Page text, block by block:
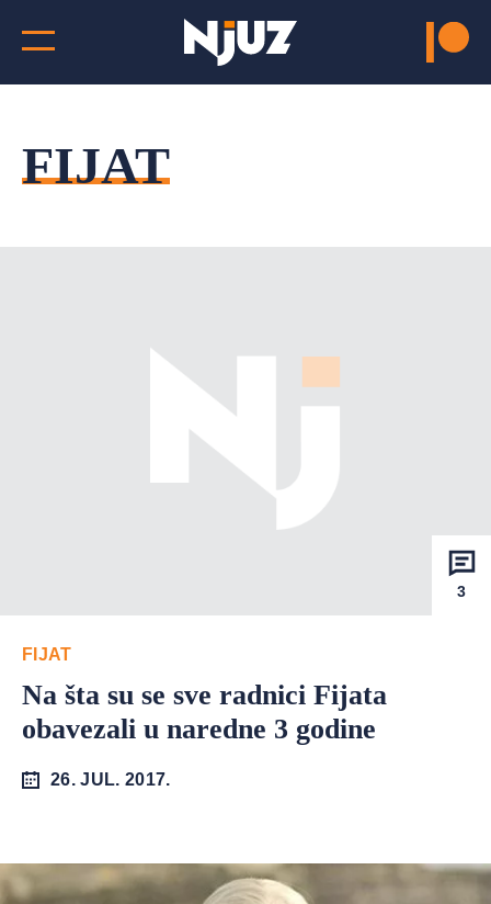
FIJAT
3
FIJAT
Na šta su se sve radnici Fijata
obavezali u naredne 3 godine
26. JUL. 2017.